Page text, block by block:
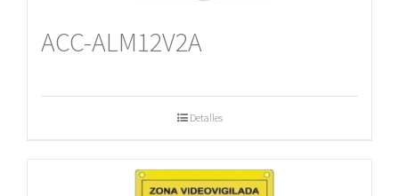
ACC-ALM12V2A
Detalles